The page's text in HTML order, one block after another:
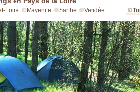
Loire Mayenne Sarthe Vendée